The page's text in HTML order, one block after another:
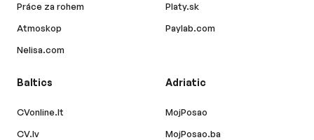
Práce za rohem
Atmoskop
Nelisa.com
Platy.sk
Paylab.com
Baltics
CVonline.lt
CV.lv
Adriatic
MojPosao
MojPosao.ba